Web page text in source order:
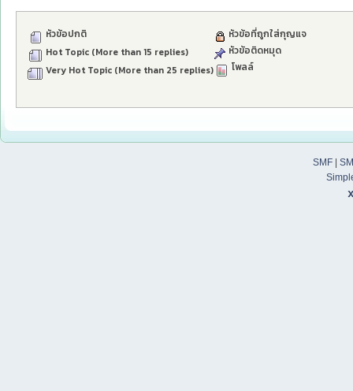
หัวข้อปกติ
Hot Topic (More than 15 replies)
Very Hot Topic (More than 25 replies)
หัวข้อที่ถูกใส่กุญแจ
หัวข้อติดหมุด
โพลล์
SMF|